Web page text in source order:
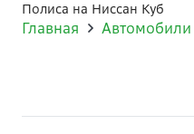
Полиса на Ниссан Куб
Главная Автомобили